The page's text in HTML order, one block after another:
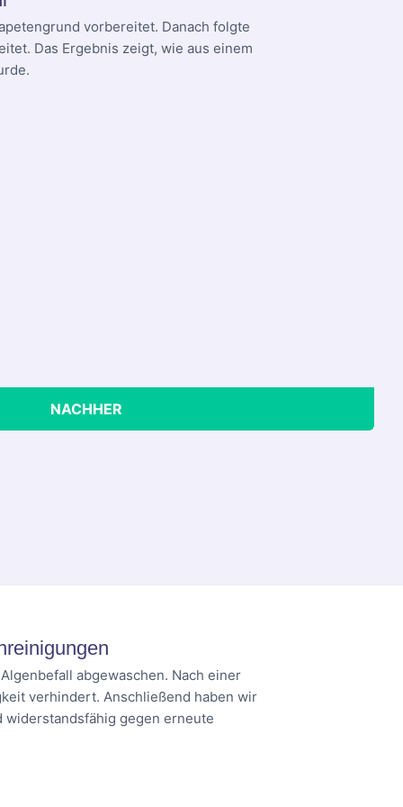
vorbereitet. Danach folgte
Das Ergebnis zeigt, wie aus einem
NACHHER
abgewaschen. Nach einer
verhindert. Anschließend haben wir
widerstandsfähig gegen erneute